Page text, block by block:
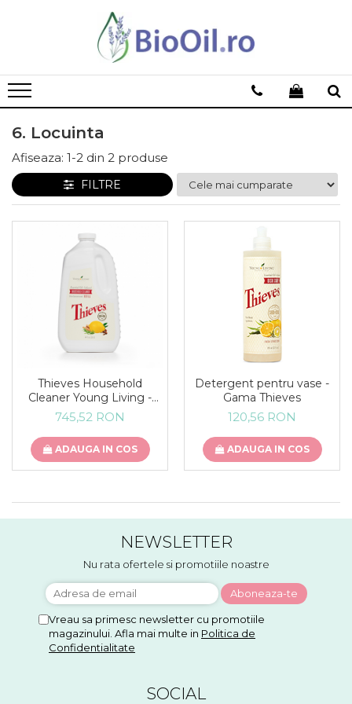
6. Locuinta
Afiseaza: 1-2 din 2 produse
FILTRE
Thieves Household
Cleaner Young Living -
Detergent universal
pentru suprafete
745,52 RON
ADAUGA IN COS
Detergent pentru vase -
Gama Thieves
120,56 RON
ADAUGA IN COS
NEWSLETTER
Nu rata ofertele si promotiile noastre
Vreau sa primesc newsletter cu promotiile
magazinului. Afla mai multe in Politica de
Confidentialitate
SOCIAL